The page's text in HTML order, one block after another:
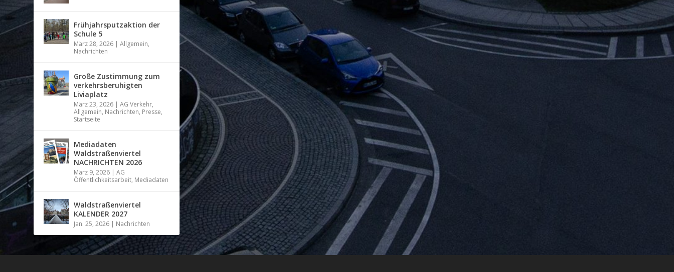
Frühjahrsputzaktion der
Schule 5
März 28, 2026 |Allgemein,
Nachrichten
Große Zustimmung zum
verkehrsberuhigten
Liviaplatz
März 23, 2026 |AG Verkehr,
Allgemein, Nachrichten, Presse,
Startseite
Mediadaten
Waldstraßenviertel
NACHRICHTEN 2026
März 9, 2026 |AG
Öffentlichkeitsarbeit, Mediadaten
Waldstraßenviertel
KALENDER 2027
Jan. 25, 2026 | Nachrichten